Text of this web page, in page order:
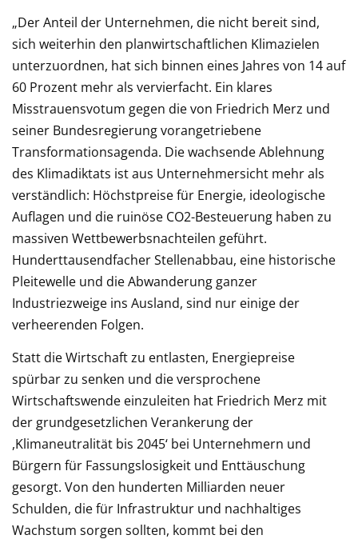
„Der Anteil der Unternehmen, die nicht bereit sind,
sich weiterhin den planwirtschaftlichen Klimazielen
unterzuordnen, hat sich binnen eines Jahres von 14 auf
60 Prozent mehr als vervierfacht. Ein klares
Misstrauensvotum gegen die von Friedrich Merz und
seiner Bundesregierung vorangetriebene
Transformationsagenda. Die wachsende Ablehnung
des Klimadiktats ist aus Unternehmersicht mehr als
verständlich: Höchstpreise für Energie, ideologische
Auflagen und die ruinöse CO2-Besteuerung haben zu
massiven Wettbewerbsnachteilen geführt.
Hunderttausendfacher Stellenabbau, eine historische
Pleitewelle und die Abwanderung ganzer
Industriezweige ins Ausland, sind nur einige der
verheerenden Folgen.
Statt die Wirtschaft zu entlasten, Energiepreise
spürbar zu senken und die versprochene
Wirtschaftswende einzuleiten hat Friedrich Merz mit
der grundgesetzlichen Verankerung der
,Klimaneutralität bis 2045‘ bei Unternehmern und
Bürgern für Fassungslosigkeit und Enttäuschung
gesorgt. Von den hunderten Milliarden neuer
Schulden, die für Infrastruktur und nachhaltiges
Wachstum sorgen sollten, kommt bei den